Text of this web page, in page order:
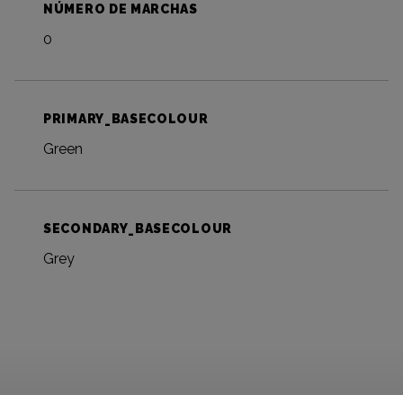
NÚMERO DE MARCHAS
0
PRIMARY_BASECOLOUR
Green
SECONDARY_BASECOLOUR
Grey